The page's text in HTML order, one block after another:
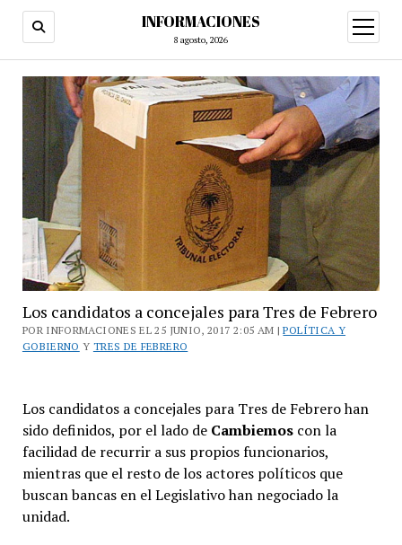
INFORMACIONES
8 agosto, 2026
abrir
menú
Los candidatos a concejales para Tres de Febrero
POR INFORMACIONES EL 25 JUNIO, 2017 2:05 AM |POLÍTICA Y
GOBIERNO Y TRES DE FEBRERO
Los candidatos a concejales para Tres de Febrero han
sido definidos, por el lado de Cambiemoscon la
facilidad de recurrir a sus propios funcionarios,
mientras que el resto de los actores políticos que
buscan bancas en el Legislativo han negociado la
unidad.